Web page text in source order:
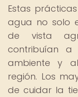
Estas
agua no solo
de vista
contribuían a
ambiente y
región. Los
de cuidar la